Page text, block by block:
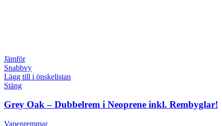
Jämför
Snabbvy
Lägg till i önskelistan
Stäng
Grey Oak – Dubbelrem i Neoprene inkl. Rembyglar!
Vapenremmar